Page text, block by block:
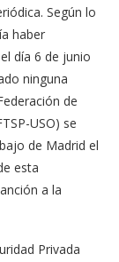
Según lo
haber
día 6 de junio
ninguna
de
USO) se
de Madrid el
esta
a la
Privada